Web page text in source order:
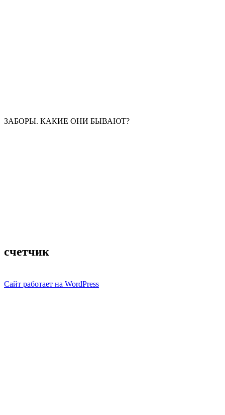
ЗАБОРЫ. КАКИЕ ОНИ БЫВАЮТ?
счетчик
Сайт работает на WordPress